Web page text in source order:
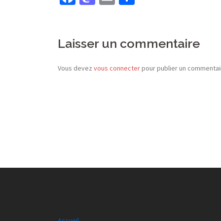
Laisser un commentaire
Vous devez vous connecterpour publier un